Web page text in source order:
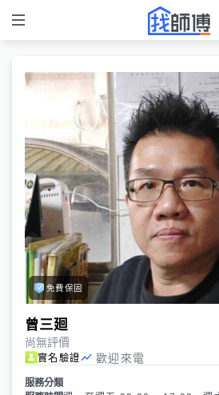
免費保固
曾三廻
尚無評價
實名驗證 歡迎來電
服務分類